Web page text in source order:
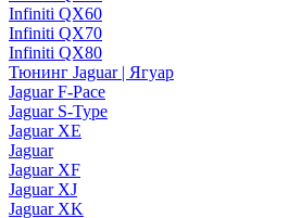
Infiniti QX60
Infiniti QX70
Infiniti QX80
Тюнинг Jaguar | Ягуар
Jaguar F-Pace
Jaguar S-Type
Jaguar XE
Jaguar
Jaguar XF
Jaguar XJ
Jaguar XK